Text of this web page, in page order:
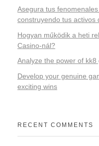
Asegura tus
construyendo tus activos
Hogyan működik a heti
Casino-nál?
Analyze the power of
Develop your genuine
exciting wins
RECENT COMMENTS